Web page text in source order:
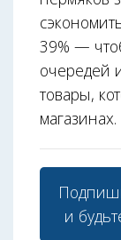
39% —
очередей
товары,
магазинах.
и